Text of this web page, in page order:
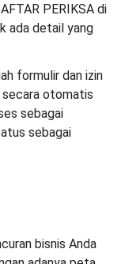
PERIKSA di
ada detail yang
formulir dan izin
secara otomatis
sebagai
sebagai
bisnis Anda